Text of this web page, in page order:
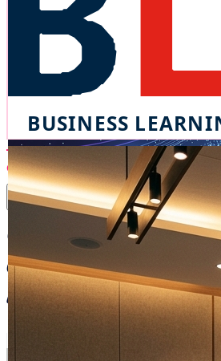
ogni fase della
lavoro.